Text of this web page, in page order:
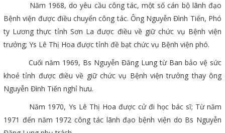
Năm 1968, do yêu cầu công tác, một số cán bộ lãnh đạo
Bệnh viện được điều chuyển công tác. Ông Nguyễn Đình Tiến, Phó
ty Lương thực tỉnh Sơn La được điều về giữ chức vụ Bệnh viện
trưởng; Ys Lê Thị Hoa được tỉnh đề bạt chức vụ Bệnh viện phó.
Cuối năm 1969, Bs Nguyễn Đăng Lung từ Ban bảo vệ sức
khoẻ tỉnh được điều về giữ chức vụ Bệnh viện trưởng thay ông
Nguyễn Đình Tiến nghỉ hưu.
Năm 1970, Ys Lê Thị Hoa được cử đi học bác sĩ; Từ năm
1971 đến năm 1972 công tác lãnh đạo bệnh viện do Bs Nguyễn